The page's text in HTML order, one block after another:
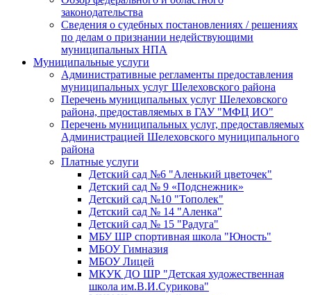
законодательства
Сведения о судебных постановлениях / решениях
по делам о признании недействующими
муниципальных НПА
Муниципальные услуги
Административные регламенты предоставления
муниципальных услуг Шелеховского района
Перечень муниципальных услуг Шелеховского
района, предоставляемых в ГАУ "МФЦ ИО"
Перечень муниципальных услуг, предоставляемых
Администрацией Шелеховского муниципального
района
Платные услуги
Детский сад №6 "Аленький цветочек"
Детский сад № 9 «Подснежник»
Детский сад №10 "Тополек"
Детский сад № 14 "Аленка"
Детский сад № 15 "Радуга"
МБУ ШР спортивная школа "Юность"
МБОУ Гимназия
МБОУ Лицей
МКУК ДО ШР "Детская художественная
школа им.В.И.Сурикова"